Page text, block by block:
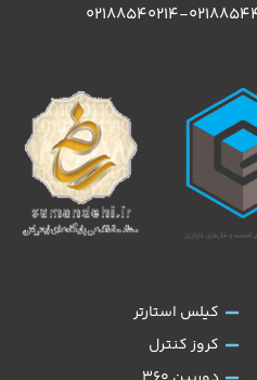
۰۹۱۲۳۰۷۷۷۹۶
کیلس استارتر
کروز کنترل